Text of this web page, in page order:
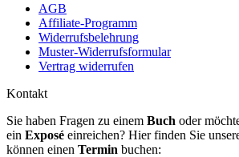
AGB
Affiliate-Programm
Widerrufsbelehrung
Muster-Widerrufsformular
Vertrag widerrufen
Kontakt
Sie haben Fragen zu einem Buch oder
ein Exposé einreichen? Hier finden Sie
können einen Termin buchen: